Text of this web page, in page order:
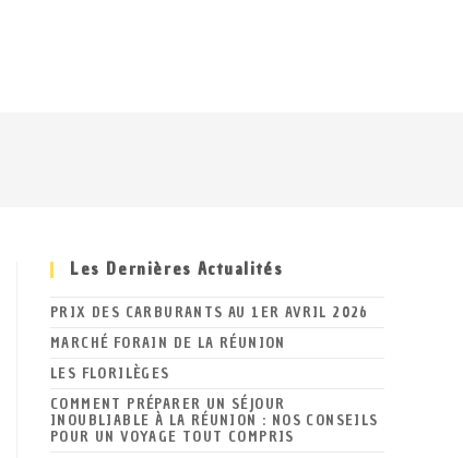
Les Dernières Actualités
PRIX DES CARBURANTS AU 1ER AVRIL 2026
MARCHÉ FORAIN DE LA RÉUNION
LES FLORILÈGES
COMMENT PRÉPARER UN SÉJOUR
INOUBLIABLE À LA RÉUNION : NOS CONSEILS
POUR UN VOYAGE TOUT COMPRIS